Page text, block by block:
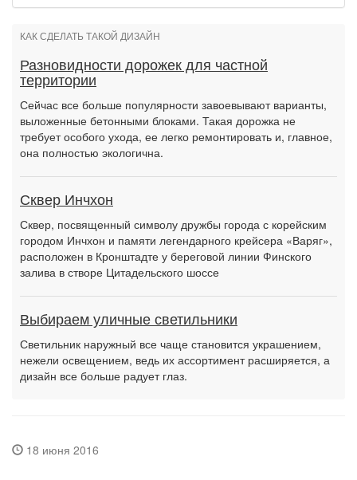
КАК СДЕЛАТЬ ТАКОЙ ДИЗАЙН
Разновидности дорожек для частной
территории
Сейчас все больше популярности завоевывают варианты,
выложенные бетонными блоками. Такая дорожка не
требует особого ухода, ее легко ремонтировать и, главное,
она полностью экологична.
Сквер Инчхон
Сквер, посвященный символу дружбы города с корейским
городом Инчхон и памяти легендарного крейсера «Варяг»,
расположен в Кронштадте у береговой линии Финского
залива в створе Цитадельского шоссе
Выбираем уличные светильники
Светильник наружный все чаще становится украшением,
нежели освещением, ведь их ассортимент расширяется, а
дизайн все больше радует глаз.
18 июня 2016